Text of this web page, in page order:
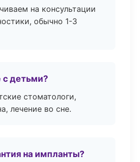
на консультации
обычно 1-3
с детьми?
стоматологи,
лечение во сне.
на импланты?